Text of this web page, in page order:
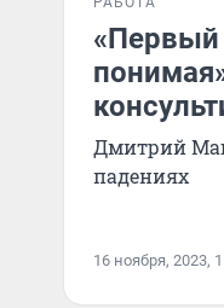
«Первый
Дмитрий
падениях
16 ноября, 2023,